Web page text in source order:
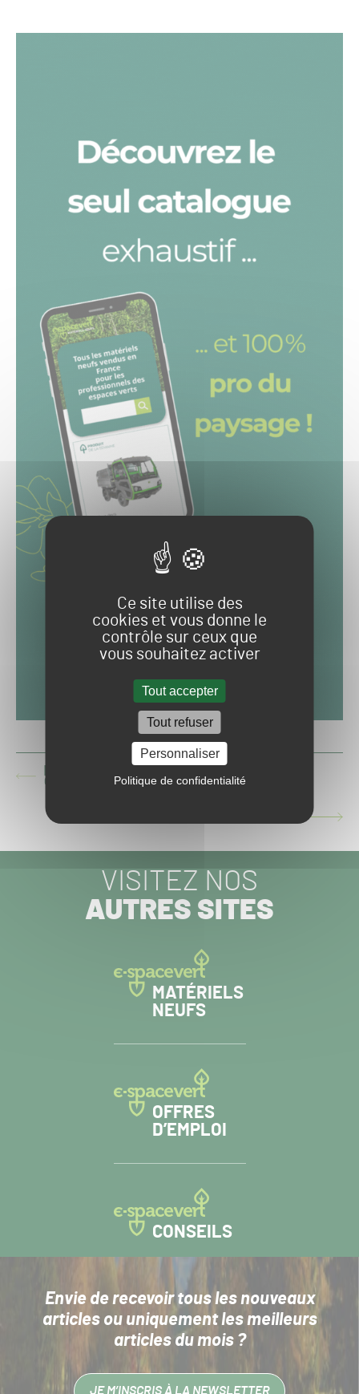
Ce site utilise des
cookies et vous donne le
contrôle sur ceux que
vous souhaitez activer
Tout accepter
Tout refuser
Personnaliser
Politique de confidentialité
ARTICLECONCILIER EXIGENCE, QUALITÉ ET ZÉRO PHYTO ?
ARTICLE
VISITEZ NOS
AUTRES SITES
MATÉRIELS
NEUFS
OFFRES
D’EMPLOI
CONSEILS
Envie de recevoir tous les nouveaux
articlesou uniquement les meilleurs
articles du mois ?
JE M’INSCRIS À LA NEWSLETTER